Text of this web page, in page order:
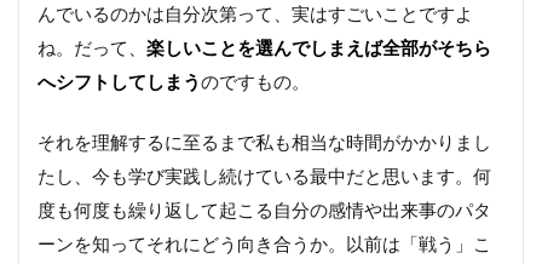
ょう
４．
集中
と感
じる
方法
５．
んでいるのかは自分次第って、実はすごいことですよ
ね。だって、 楽しいことを選んでしまえば全部がそちら
へシフトしてしまうのですもの。
それを理解するに至るまで私も相当な時間がかかりまし
たし、今も学び実践し続けている最中だと思います。何
度も何度も繰り返して起こる自分の感情や出来事のパタ
ーンを知ってそれにどう向き合うか。以前は「戦う」こ